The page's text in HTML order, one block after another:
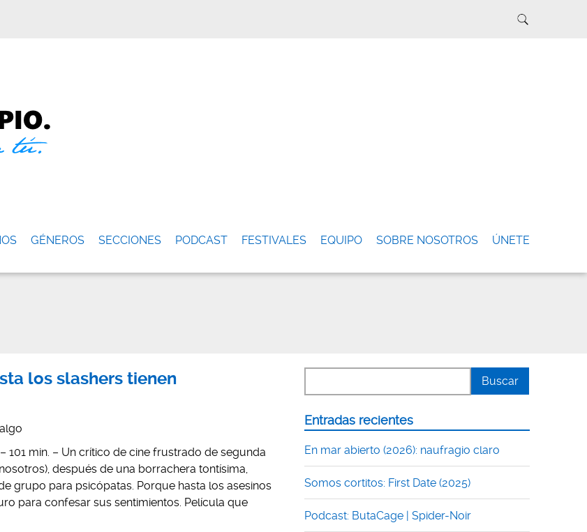
GÉNEROS SECCIONES PODCAST FESTIVALES EQUIPO SOBRE NOSOTROS ÚNETE
los slashers tienen
101 min. – Un crítico de cine frustrado de segunda
después de una borrachera tontísima,
grupo para psicópatas. Porque hasta los asesinos
para confesar sus sentimientos. Película que
Entradas recientes
En mar abierto (2026): naufragio claro
Somos cortitos: First Date (2025)
Podcast: ButaCage | Spider-Noir